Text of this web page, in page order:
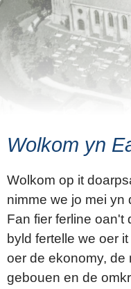
Wolkom yn
Wolkom op it
nimme we jo mei yn
Fan fier ferline oan't
byld fertelle we oer
oer de ekonomy, de
gebouen en de